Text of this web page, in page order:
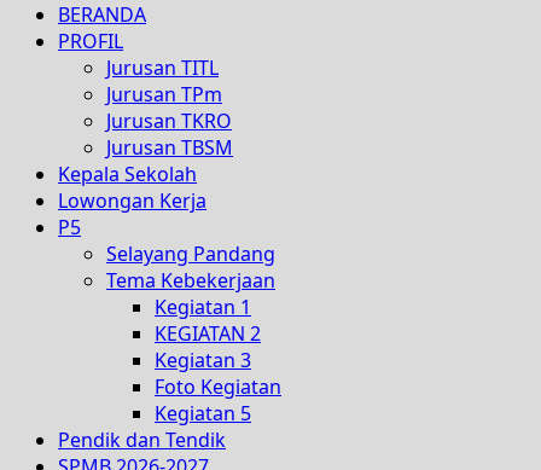
BERANDA
PROFIL
Jurusan TITL
Jurusan TPm
Jurusan TKRO
Jurusan TBSM
Kepala Sekolah
Lowongan Kerja
P5
Selayang Pandang
Tema Kebekerjaan
Kegiatan 1
KEGIATAN 2
Kegiatan 3
Foto Kegiatan
Kegiatan 5
Pendik dan Tendik